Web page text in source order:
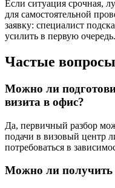
Если ситуация срочная,
для самостоятельной
заявку: специалист
усилить в первую очередь.
Частые вопросы
Можно ли
визита в офис?
Да, первичный разбор
подачи в визовый центр
потребоваться в
Можно ли получить